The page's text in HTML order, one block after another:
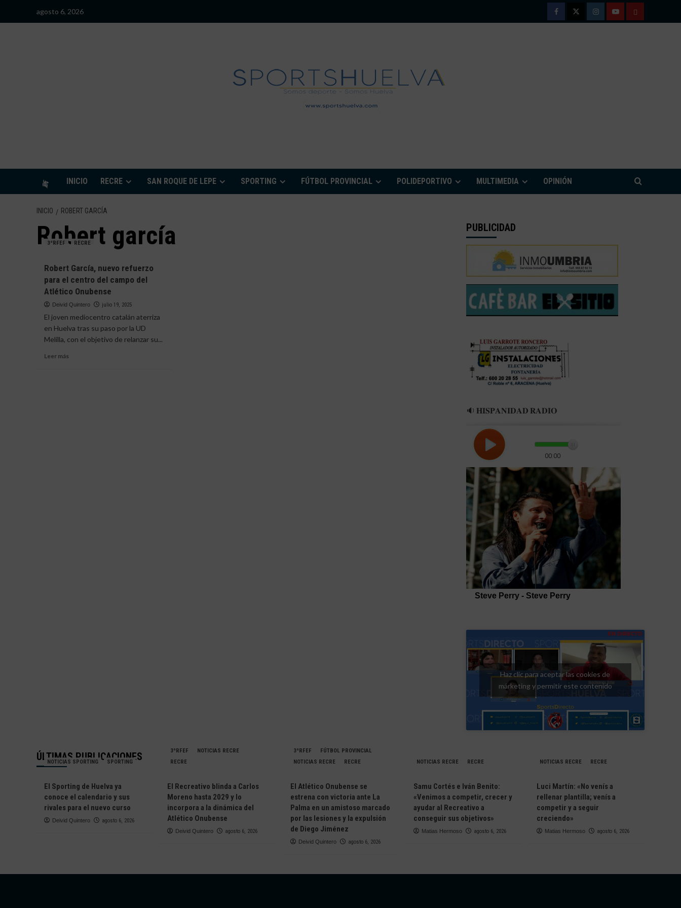
agosto 6, 2026
FacebookTwitterInstagramYoutubeTÉRMINOS
INICIO RECRE SAN ROQUE DE LEPE SPORTING FÚTBOL PROVINCIAL POLIDEPORTIVO MULTIMEDIA OPINIÓN
INICIO ROBERT GARCÍA
Robert garcía
3ªRFEF RECRE
Robert García, nuevo refuerzo
para el centro del campo del
Atlético Onubense
Deivid Quintero julio 19, 2025
El joven mediocentro catalán aterriza
en Huelva tras su paso por la UD
Melilla, con el objetivo de relanzar su...
Leer más
PUBLICIDAD
🔉 𝐇𝐈𝐒𝐏𝐀𝐍𝐈𝐃𝐀𝐃 𝐑𝐀𝐃𝐈𝐎
Haz clic para aceptar las cookies de
márketing y permitir este contenido
ÚLTIMAS PUBLICACIONES
NOTICIAS SPORTING SPORTING
El Sporting de Huelva ya
conoce el calendario y sus
rivales para el nuevo curso
Deivid Quintero agosto 6, 2026
3ªRFEF
NOTICIAS RECRE
RECRE
El Recreativo blinda a Carlos
Moreno hasta 2029 y lo
incorpora a la dinámica del
Atlético Onubense
Deivid Quintero agosto 6, 2026
3ªRFEF
FÚTBOL PROVINCIAL
NOTICIAS RECRE
RECRE
El Atlético Onubense se
estrena con victoria ante La
Palma en un amistoso marcado
por las lesiones y la expulsión
de Diego Jiménez
Deivid Quintero agosto 6, 2026
NOTICIAS RECRE RECRE
Samu Cortés e Iván Benito:
«Venimos a competir, crecer y
ayudar al Recreativo a
conseguir sus objetivos»
Matias Hermoso agosto 6, 2026
NOTICIAS RECRE RECRE
Luci Martín: «No venís a
rellenar plantilla; venís a
competir y a seguir
creciendo»
Matias Hermoso agosto 6, 2026